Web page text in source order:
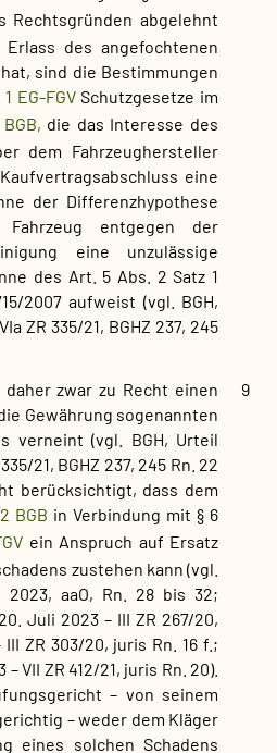
Rechtsgründen abgelehnt
des angefochtenen
sind die Bestimmungen
EG-FGVSchutzgesetze im
die das Interesse des
dem Fahrzeughersteller
eine
der Differenzhypothese
entgegen der
eine unzulässige
des Art. 5 Abs. 2 Satz 1
2007 aufweist (vgl. BGH,
ZR 335/21, BGHZ 237, 245
9
zwar zu Recht einen
Gewährung sogenannten
verneint (vgl. BGH, Urteil
21, BGHZ 237, 245 Rn. 22
berücksichtigt, dass dem
BGB in Verbindung mit § 6
ein Anspruch auf Ersatz
zustehen kann (vgl.
aaO, Rn. 28 bis 32;
Juli 2023 – III ZR 267/20,
III ZR 303/20, juris Rn. 16 f.;
VII ZR 412/21, juris Rn. 20).
– von seinem
– weder dem Kläger
eines solchen Schadens